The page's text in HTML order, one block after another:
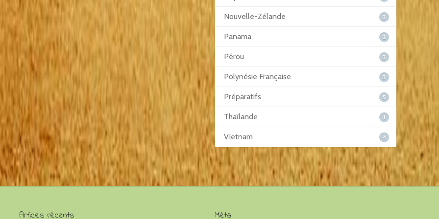
Nouvelle-Zélande 3
Panama 2
Pérou 3
Polynésie Française 3
Préparatifs 5
Thaïlande 1
Vietnam 4
Articles récents Méta